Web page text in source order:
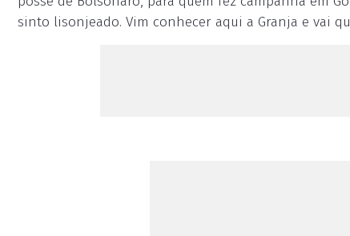
sinto lisonjeado. Vim conhecer aqui a Granja e vai